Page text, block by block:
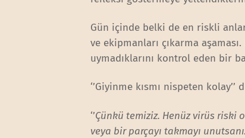
Gün içinde belki de en riskli
ve ekipmanları çıkarma
uymadıklarını kontrol eden bir
‘’Giyinme kısmı nispeten
‘’Çünkü temiziz. Henüz virüs riski
veya bir parçayı takmayı